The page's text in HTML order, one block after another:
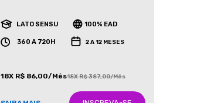
LATO SENSU 100% EAD
360 A 720H 2 A 12 MESES
18X R$ 86,00/Mês18X R$ 387,00/Mês